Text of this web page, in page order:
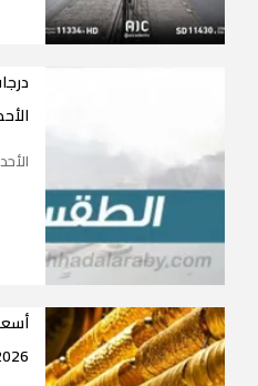
الأحد 9 أغسطس 2026 08:06:48
2026 في